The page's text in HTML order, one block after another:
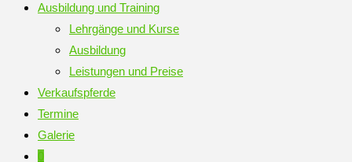
Ausbildung und Training
Lehrgänge und Kurse
Ausbildung
Leistungen und Preise
Verkaufspferde
Termine
Galerie
0